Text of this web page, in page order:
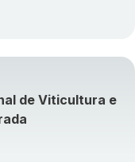
de Viticultura e